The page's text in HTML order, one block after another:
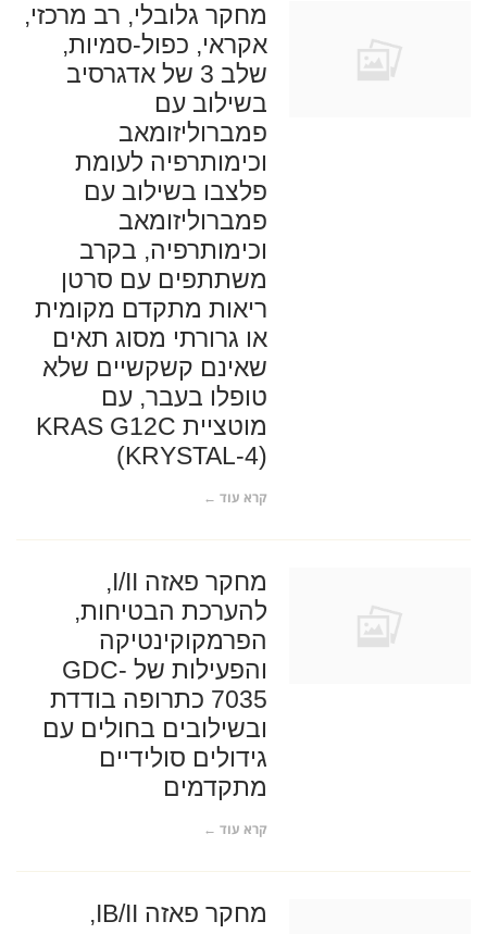
מחקר גלובלי, רב מרכזי,
אקראי, כפול-סמיות,
שלב 3 של אדגרסיב
בשילוב עם
פמברוליזומאב
וכימותרפיה לעומת
פלצבו בשילוב עם
פמברוליזומאב
וכימותרפיה, בקרב
משתתפים עם סרטן
ריאות מתקדם מקומית
או גרורתי מסוג תאים
שאינם קשקשיים שלא
טופלו בעבר, עם
מוטציית KRAS G12C
(KRYSTAL-4)
קרא עוד ←
מחקר פאזה I/II,
להערכת הבטיחות,
הפרמקוקינטיקה
והפעילות של GDC-
7035 כתרופה בודדת
ובשילובים בחולים עם
גידולים סולידיים
מתקדמים
קרא עוד ←
מחקר פאזה IB/II,